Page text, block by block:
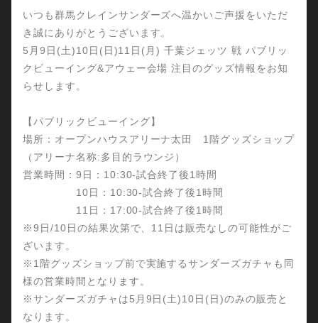
いつも群馬クレインサンダーズへ温かいご声援をいただ
き誠にありがとうございます。
5月9日(土)10日(日)11日(月) 千葉ジェッツ 戦 パブリッ
クビューイング&アウェー会場 注目のグッズ情報をお知
らせします。
【パブリックビューイング】
場所：オープンハウスアリーナ太田 1階グッズショップ
（アリーナ名称:多目的ラウンジ）
営業時間：9日：10:30-試合終了後1時間
10日：10:30-試合終了後1時間
11日：17:00-試合終了後1時間
※9日/10日の結果次第で、11日は販売なしの可能性がご
ざいます。
※1階グッズショップ前で実施するサンダーズガチャも同
様の営業時間となります。
※サンダーズガチャは5月9日(土)10日(日)のみの販売と
なります。